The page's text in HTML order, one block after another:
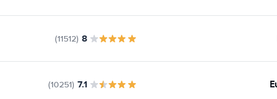
8
(11512)
7.1
(10251)